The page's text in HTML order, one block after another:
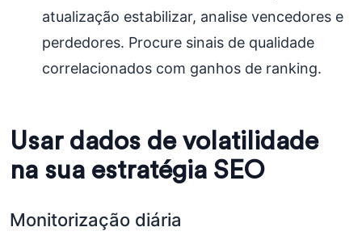
atualização estabilizar, analise vencedores e
perdedores. Procure sinais de qualidade
correlacionados com ganhos de ranking.
Usar dados de volatilidade
na sua estratégia SEO
Monitorização diária